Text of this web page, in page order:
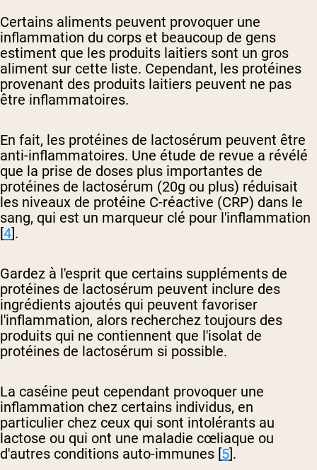
Certains aliments peuvent provoquer une
inflammation du corps et beaucoup de gens
estiment que les produits laitiers sont un gros
aliment sur cette liste. Cependant, les protéines
provenant des produits laitiers peuvent ne pas
être inflammatoires.
En fait, les protéines de lactosérum peuvent être
anti-inflammatoires. Une étude de revue a révélé
que la prise de doses plus importantes de
protéines de lactosérum (20g ou plus) réduisait
les niveaux de protéine C-réactive (CRP) dans le
sang, qui est un marqueur clé pour l'inflammation
[4].
Gardez à l'esprit que certains suppléments de
protéines de lactosérum peuvent inclure des
ingrédients ajoutés qui peuvent favoriser
l'inflammation, alors recherchez toujours des
produits qui ne contiennent que l'isolat de
protéines de lactosérum si possible.
La caséine peut cependant provoquer une
inflammation chez certains individus, en
particulier chez ceux qui sont intolérants au
lactose ou qui ont une maladie cœliaque ou
d'autres conditions auto-immunes [5].